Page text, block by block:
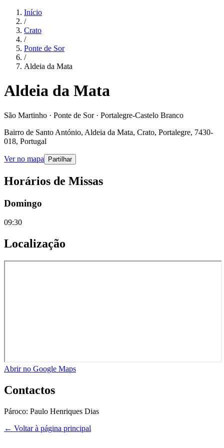
Início
/
Crato
/
Ponte de Sor
/
Aldeia da Mata
Aldeia da Mata
São Martinho · Ponte de Sor · Portalegre-Castelo Branco
Bairro de Santo António, Aldeia da Mata, Crato, Portalegre, 7430-
018, Portugal
Ver no mapa Partilhar
Horários de Missas
Domingo
09:30
Localização
Abrir no Google Maps
Contactos
Pároco: Paulo Henriques Dias
← Voltar à página principal